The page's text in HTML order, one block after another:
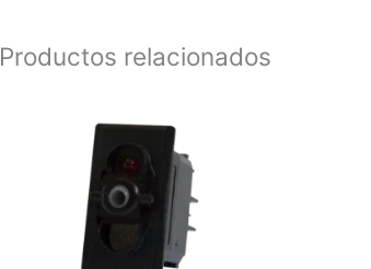
Productos relacionados